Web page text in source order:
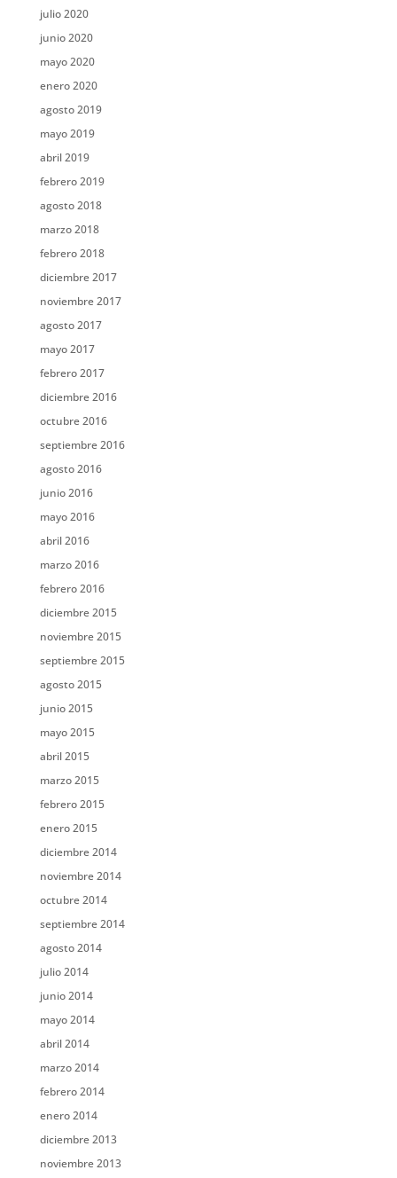
julio 2020
junio 2020
mayo 2020
enero 2020
agosto 2019
mayo 2019
abril 2019
febrero 2019
agosto 2018
marzo 2018
febrero 2018
diciembre 2017
noviembre 2017
agosto 2017
mayo 2017
febrero 2017
diciembre 2016
octubre 2016
septiembre 2016
agosto 2016
junio 2016
mayo 2016
abril 2016
marzo 2016
febrero 2016
diciembre 2015
noviembre 2015
septiembre 2015
agosto 2015
junio 2015
mayo 2015
abril 2015
marzo 2015
febrero 2015
enero 2015
diciembre 2014
noviembre 2014
octubre 2014
septiembre 2014
agosto 2014
julio 2014
junio 2014
mayo 2014
abril 2014
marzo 2014
febrero 2014
enero 2014
diciembre 2013
noviembre 2013